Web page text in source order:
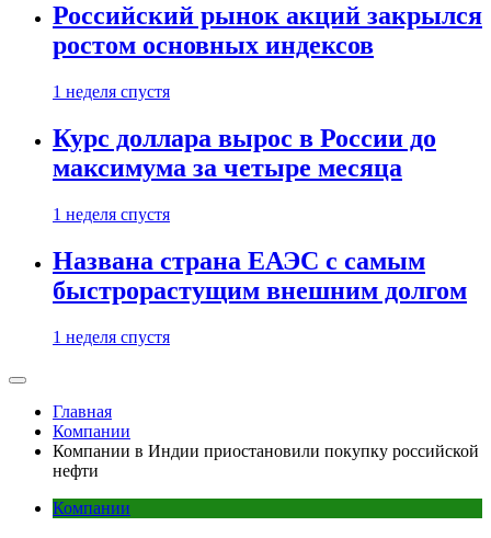
Российский рынок акций закрылся
ростом основных индексов
1 неделя спустя
Курс доллара вырос в России до
максимума за четыре месяца
1 неделя спустя
Названа страна ЕАЭС с самым
быстрорастущим внешним долгом
1 неделя спустя
Главная
Компании
Компании в Индии приостановили покупку российской
нефти
Компании